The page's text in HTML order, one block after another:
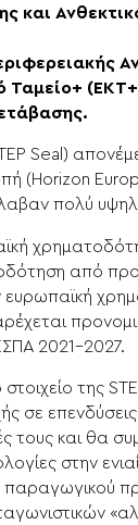
και
Ταμείο+
Seal)
(Horizon
πολύ
από
ευρωπαϊκή
2021-2027.
στοιχείο της
σε
τους και θα
στην